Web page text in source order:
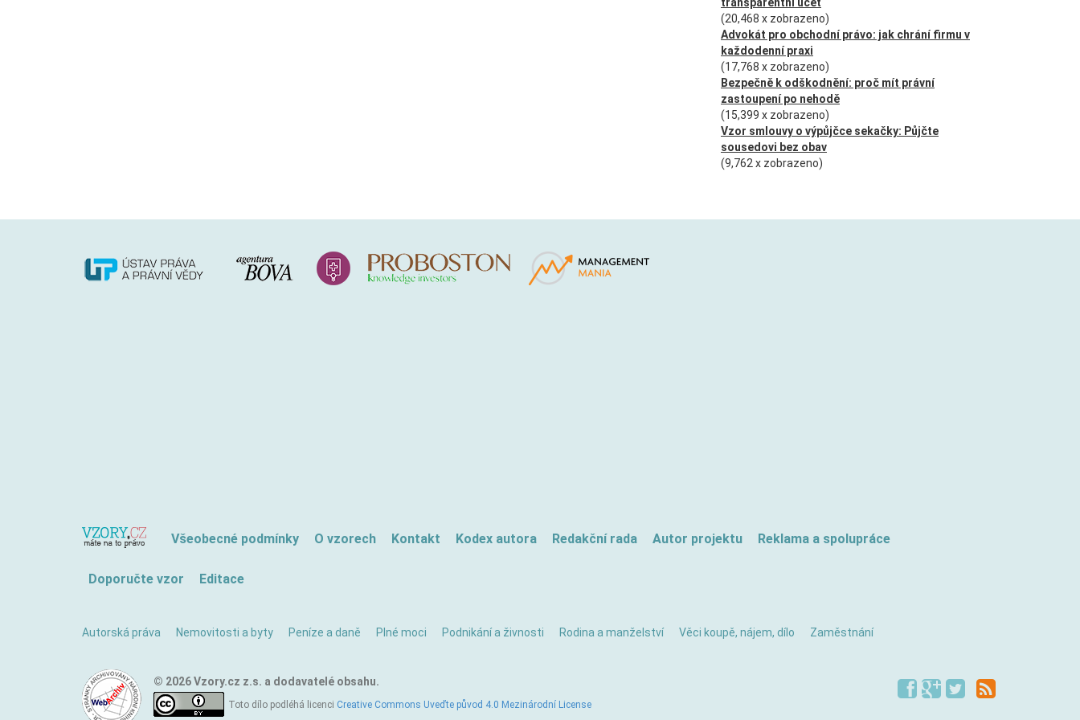
(20,468 x zobrazeno)
Advokát pro obchodní právo: jak chrání firmu v
každodenní praxi
(17,768 x zobrazeno)
Bezpečně k odškodnění: proč mít právní
zastoupení po nehodě
(15,399 x zobrazeno)
Vzor smlouvy o výpůjčce sekačky: Půjčte
sousedovi bez obav
(9,762 x zobrazeno)
Všeobecné podmínky O vzorech Kontakt Kodex autora Redakční rada Autor projektu Reklama a spolupráce
Doporučte vzor Editace
Autorská práva Nemovitosti a byty Peníze a daně Plné moci Podnikání a živnosti Rodina a manželství Věci koupě, nájem, dílo Zaměstnání
© 2026 Vzory.cz z.s. a dodavatelé obsahu.
Toto dílo podléhá licenci Creative Commons Uveďte původ 4.0 Mezinárodní License